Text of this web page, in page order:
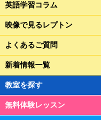
英語学習コラム
映像で見るレプトン
よくあるご質問
新着情報一覧
教室を探す
無料体験レッスン